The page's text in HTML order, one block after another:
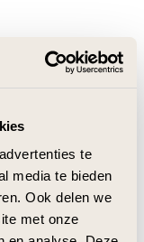
te
media te bieden
Ook delen we
met onze